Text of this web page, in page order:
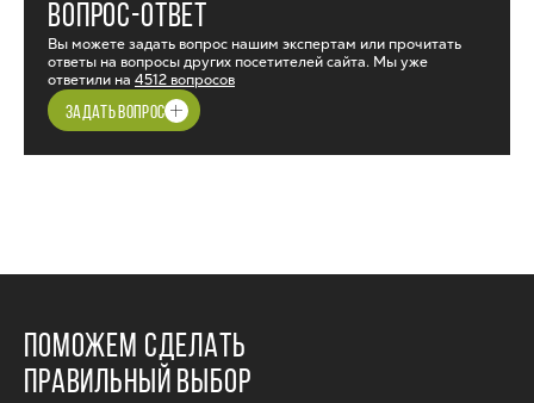
ВОПРОС-ОТВЕТ
Вы можете задать вопрос нашим экспертам или прочитать
ответы на вопросы других посетителей сайта. Мы уже
ответили на 4512 вопросов
ЗАДАТЬ ВОПРОС
ПОМОЖЕМ СДЕЛАТЬ
ПРАВИЛЬНЫЙ ВЫБОР